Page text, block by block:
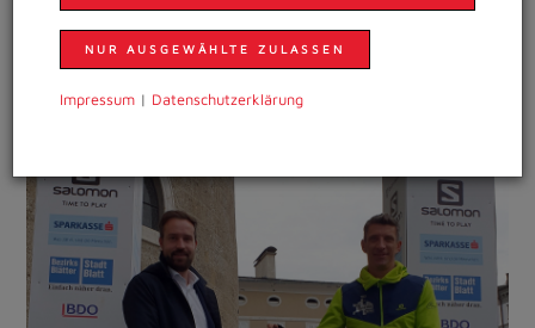
NUR AUSGEWÄHLTE ZULASSEN
Impressum | Daten­schutzer­klärung